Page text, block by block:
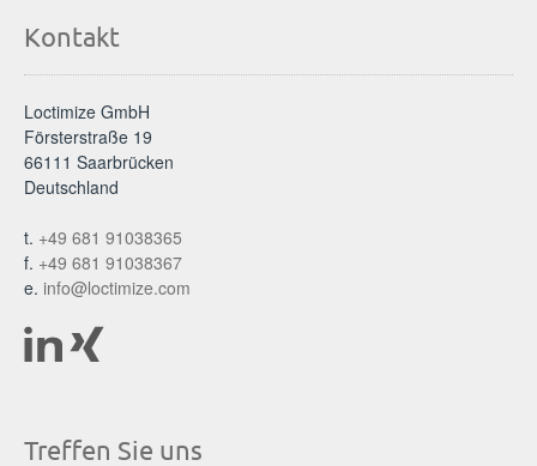
Kontakt
Loctimize GmbH
Försterstraße 19
66111 Saarbrücken
Deutschland
t. +49 681 91038365
f. +49 681 91038367
e. info@loctimize.com
Treffen Sie uns